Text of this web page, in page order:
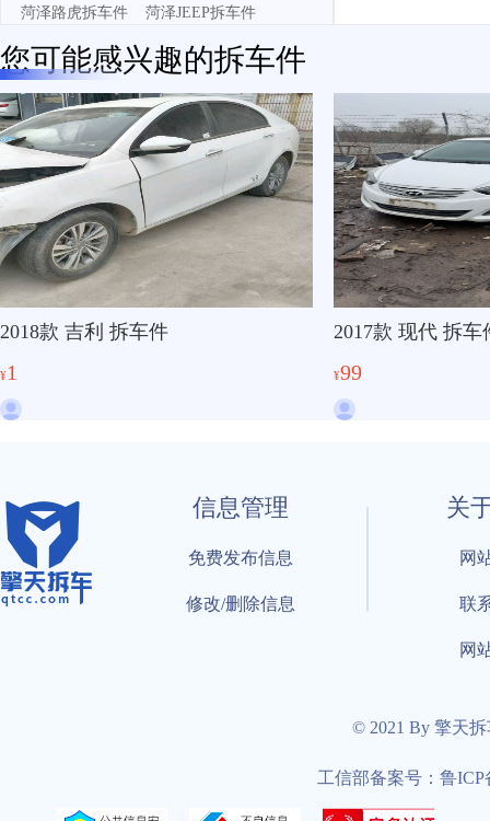
菏泽路虎拆车件 菏泽JEEP拆车件
您可能感兴趣的拆车件
2018款 吉利 拆车件
¥1
2017款 现代 拆车
¥99
信息管理
免费发布信息
修改/删除信息
关
网
联
网
© 2021 By 擎天
工信部备案号：鲁